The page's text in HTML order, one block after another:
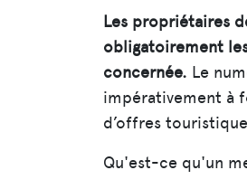
Les propriétaires
obligatoirement
concernée. Le
impérativement à
d’offres
Qu'est-ce qu'un